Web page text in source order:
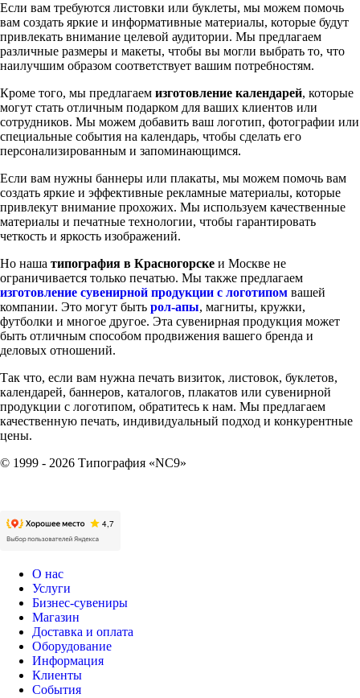
Если вам требуются листовки или буклеты, мы можем помочь
вам создать яркие и информативные материалы, которые будут
привлекать внимание целевой аудитории. Мы предлагаем
различные размеры и макеты, чтобы вы могли выбрать то, что
наилучшим образом соответствует вашим потребностям.
Кроме того, мы предлагаем изготовление календарей, которые
могут стать отличным подарком для ваших клиентов или
сотрудников. Мы можем добавить ваш логотип, фотографии или
специальные события на календарь, чтобы сделать его
персонализированным и запоминающимся.
Если вам нужны баннеры или плакаты, мы можем помочь вам
создать яркие и эффективные рекламные материалы, которые
привлекут внимание прохожих. Мы используем качественные
материалы и печатные технологии, чтобы гарантировать
четкость и яркость изображений.
Но наша типография в Красногорске и Москве не
ограничивается только печатью. Мы также предлагаем
изготовление сувенирной продукции с логотипом вашей
компании. Это могут быть рол-апы, магниты, кружки,
футболки и многое другое. Эта сувенирная продукция может
быть отличным способом продвижения вашего бренда и
деловых отношений.
Так что, если вам нужна печать визиток, листовок, буклетов,
календарей, баннеров, каталогов, плакатов или сувенирной
продукции с логотипом, обратитесь к нам. Мы предлагаем
качественную печать, индивидуальный подход и конкурентные
цены.
© 1999 - 2026 Типография «NC9»
О нас
Услуги
Бизнес-сувениры
Магазин
Доставка и оплата
Оборудование
Информация
Клиенты
События